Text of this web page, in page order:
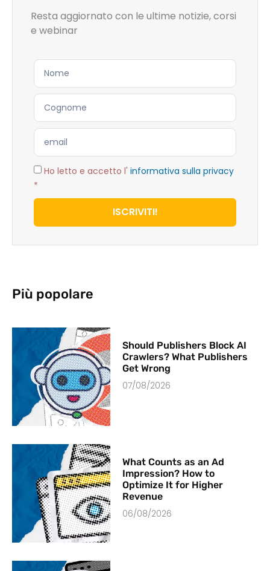
Resta aggiornato con le ultime notizie, corsi
e webinar
Ho letto e accetto l' informativa sulla privacy
*
ISCRIVITI!
Più popolare
Should Publishers Block AI
Crawlers? What Publishers
Get Wrong
07/08/2026
What Counts as an Ad
Impression? How to
Optimize It for Higher
Revenue
06/08/2026